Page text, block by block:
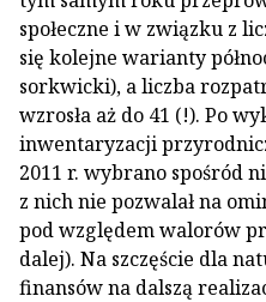
społeczne i w związku z
się kolejne warianty
sorkwicki), a liczba
wzrosła aż do 41 (!). Po
inwentaryzacji
2011 r. wybrano spośród
z nich nie pozwalał na
pod względem walorów
dalej). Na szczęście dla
finansów na dalszą